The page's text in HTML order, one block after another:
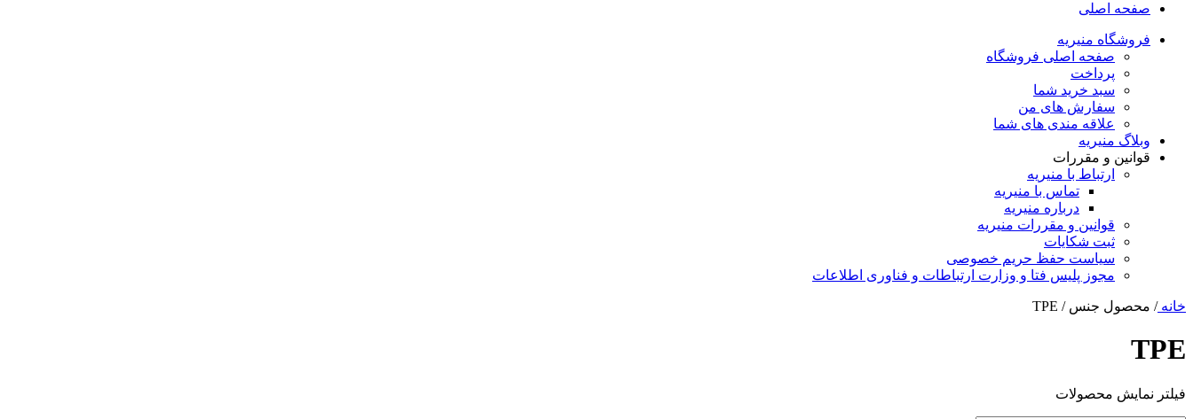
صفحه اصلی
فروشگاه منیریه
صفحه اصلی فروشگاه
پرداخت
سبد خرید شما
سفارش های من
علاقه مندی های شما
وبلاگ منیریه
قوانین و مقررات
ارتباط با منیریه
تماس با منیریه
درباره منیریه
قوانین و مقررات منیریه
ثبت شکایات
سیاست حفظ حریم خصوصی
مجوز پلیس فتا و وزارت ارتباطات و فناوری اطلاعات
خانه/ محصول جنس/
TPE
TPE
فیلتر نمایش محصولات